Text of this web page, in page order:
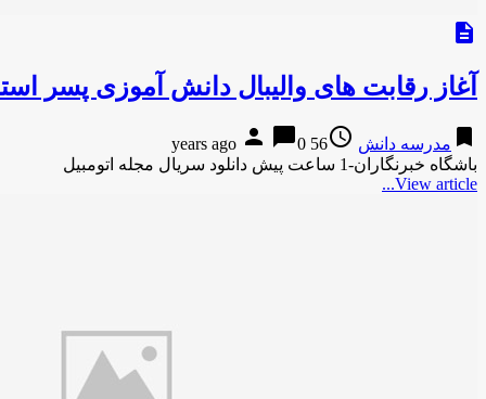
description
آغاز رقابت های والیبال دانش آموزی پسر
bookmark مدرسه دانش access_time
56 years ago
person chat_bubble0
باشگاه خبرنگاران-1 ساعت پیش دانلود سریال مجله اتومبیل
View article...